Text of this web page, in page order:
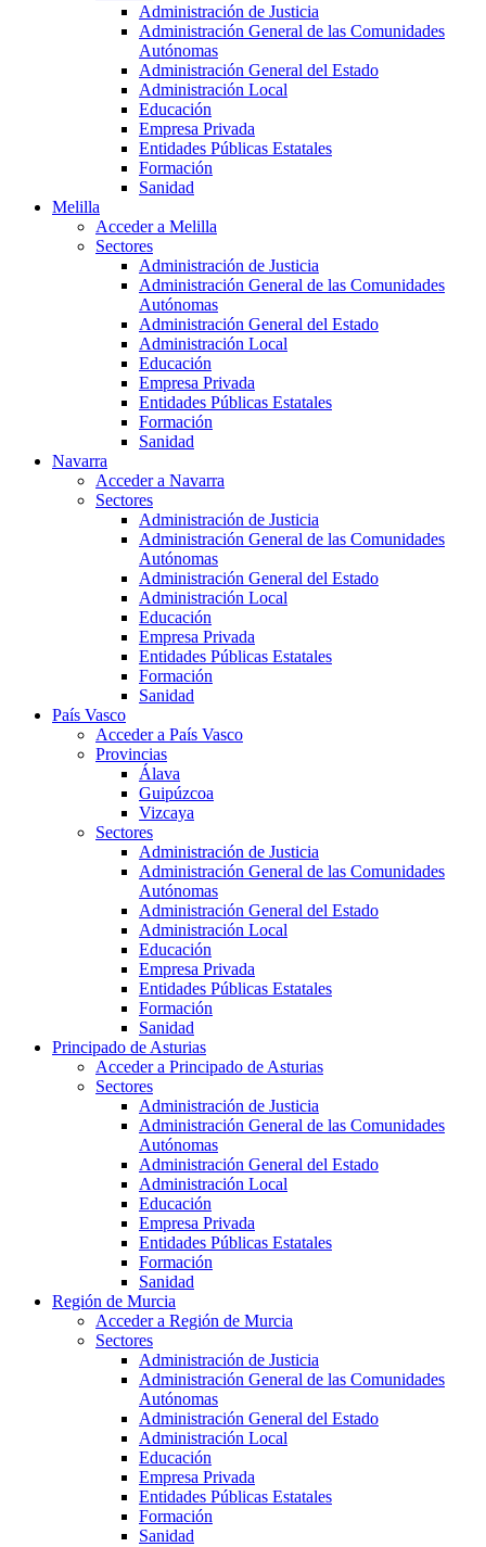
Administración de Justicia
Administración General de las Comunidades
Autónomas
Administración General del Estado
Administración Local
Educación
Empresa Privada
Entidades Públicas Estatales
Formación
Sanidad
Melilla
Acceder a Melilla
Sectores
Administración de Justicia
Administración General de las Comunidades
Autónomas
Administración General del Estado
Administración Local
Educación
Empresa Privada
Entidades Públicas Estatales
Formación
Sanidad
Navarra
Acceder a Navarra
Sectores
Administración de Justicia
Administración General de las Comunidades
Autónomas
Administración General del Estado
Administración Local
Educación
Empresa Privada
Entidades Públicas Estatales
Formación
Sanidad
País Vasco
Acceder a País Vasco
Provincias
Álava
Guipúzcoa
Vizcaya
Sectores
Administración de Justicia
Administración General de las Comunidades
Autónomas
Administración General del Estado
Administración Local
Educación
Empresa Privada
Entidades Públicas Estatales
Formación
Sanidad
Principado de Asturias
Acceder a Principado de Asturias
Sectores
Administración de Justicia
Administración General de las Comunidades
Autónomas
Administración General del Estado
Administración Local
Educación
Empresa Privada
Entidades Públicas Estatales
Formación
Sanidad
Región de Murcia
Acceder a Región de Murcia
Sectores
Administración de Justicia
Administración General de las Comunidades
Autónomas
Administración General del Estado
Administración Local
Educación
Empresa Privada
Entidades Públicas Estatales
Formación
Sanidad